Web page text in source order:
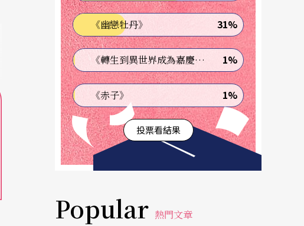
《幽戀牡丹》 31%
《轉生到異世界成為嘉慶君—發現我的祖先是詐騙集團!?》 1%
《赤子》 1%
投票看結果
Popular 熱門文章